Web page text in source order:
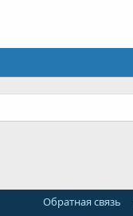
Обратная связь